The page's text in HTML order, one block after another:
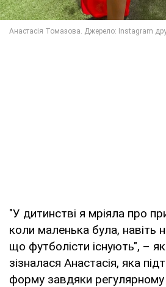
"У дитинстві я мріяла про
коли маленька була, навіть
що футболісти існують", –
зізналася Анастасія, яка
форму завдяки регулярному